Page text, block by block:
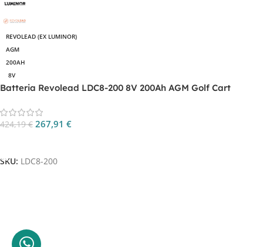
REVOLEAD (EX LUMINOR)
AGM
200AH
8V
Batteria Revolead LDC8-200 8V 200Ah AGM Golf Cart
424,19€ 267,91 €
SKU: LDC8-200